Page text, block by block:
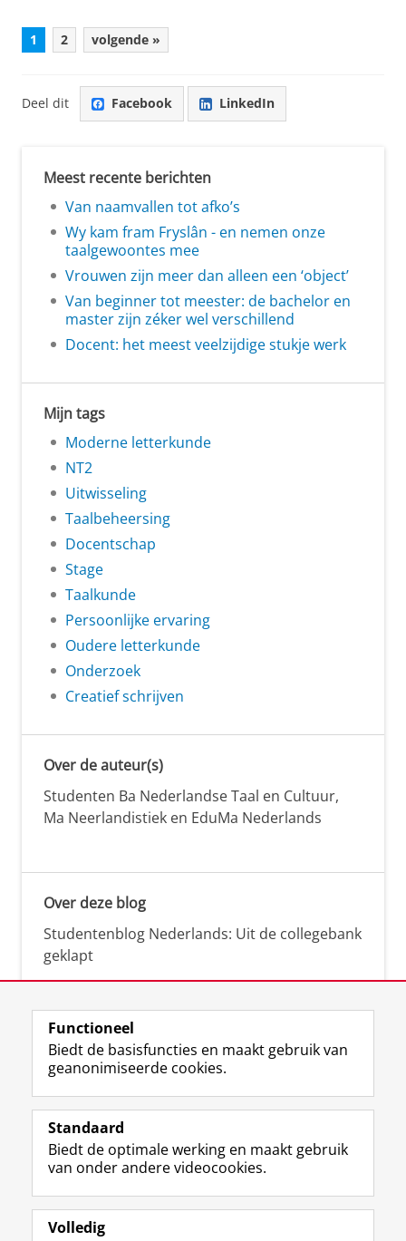
1 2 volgende »
Deel dit Facebook LinkedIn
Meest recente berichten
Van naamvallen tot afko’s
Wy kam fram Fryslân - en nemen onze
taalgewoontes mee
Vrouwen zijn meer dan alleen een ‘object’
Van beginner tot meester: de bachelor en
master zijn zéker wel verschillend
Docent: het meest veelzijdige stukje werk
Mijn tags
Moderne letterkunde
NT2
Uitwisseling
Taalbeheersing
Docentschap
Stage
Taalkunde
Persoonlijke ervaring
Oudere letterkunde
Onderzoek
Creatief schrijven
Over de auteur(s)
Studenten Ba Nederlandse Taal en Cultuur,
Ma Neerlandistiek en EduMa Nederlands
Over deze blog
Studentenblog Nederlands: Uit de collegebank
geklapt
Volg de RUG
F
a
e
b
o
L
i
k
e
I
R
S
-
f
e
I
n
t
r
Y
o
T
e
Studiekiezers
Alumni
Functioneel
Biedt de basisfuncties en maakt gebruik van
geanonimiseerde cookies.
Standaard
Biedt de optimale werking en maakt gebruik
van onder andere videocookies.
Volledig